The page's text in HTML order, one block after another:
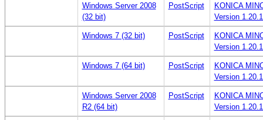
Windows Server 2008
(32 bit)
PostScript
KONICA
Version
Windows 7 (32 bit) PostScript
KONICA
Version
Windows 7 (64 bit) PostScript
KONICA
Version
Windows Server 2008
R2 (64 bit)
PostScript
KONICA
Version